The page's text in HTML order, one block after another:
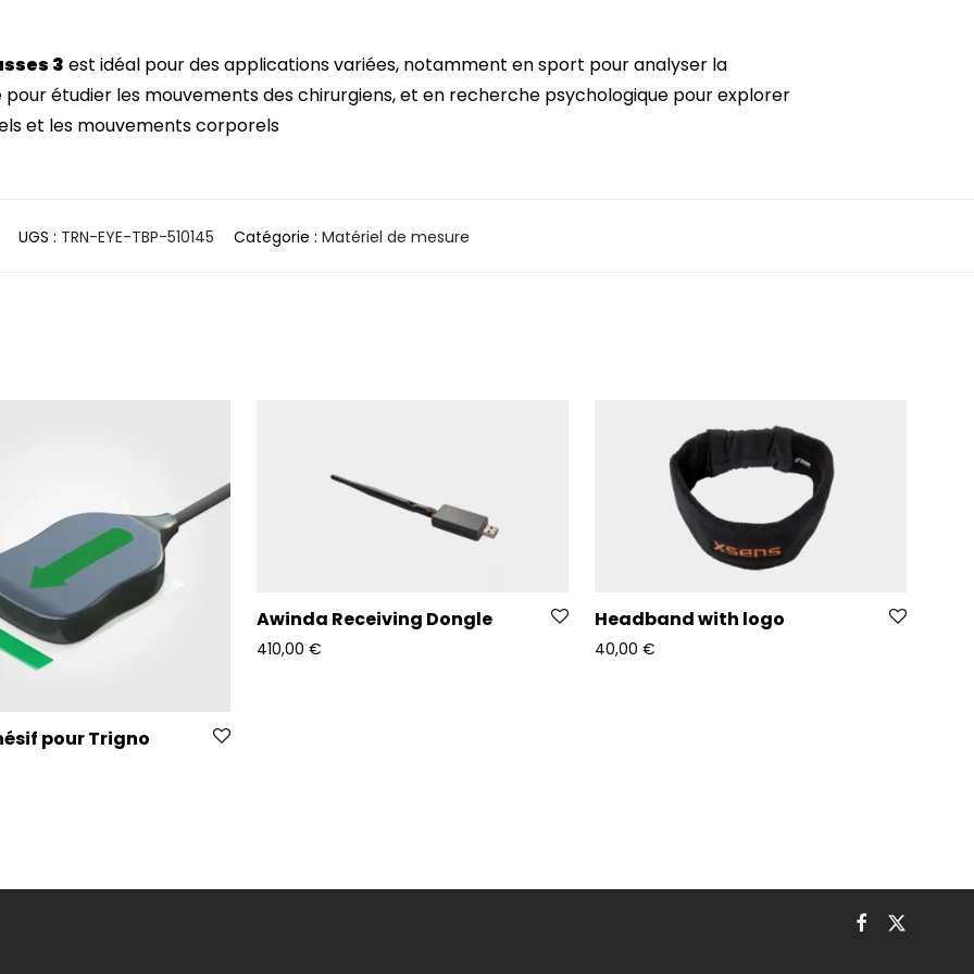
3 est idéal pour des applications variées, notamment en sport pour analyser la
étudier les mouvements des chirurgiens, et en recherche psychologique pour explorer
et les mouvements corporels
UGS : TRN-EYE-TBP-510145 Catégorie : Matériel de mesure
pour Trigno
Awinda Receiving Dongle
410,00 €
Headband with logo
40,00 €